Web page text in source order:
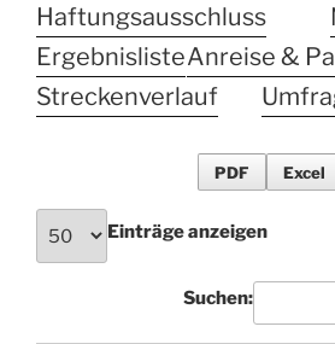
Haftungsausschluss
ErgebnislisteAnreise &
Streckenverlauf
PDF Excel
Einträge anzeigen
Suchen: